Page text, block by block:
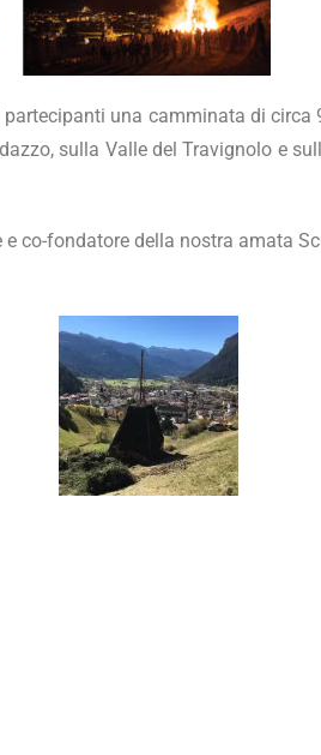
una camminata di circa
sulla Valle del Travignolo e
e co-fondatore della nostra amata